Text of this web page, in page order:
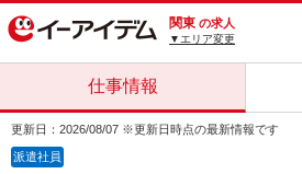
関東 の求人
▼エリア変更
仕事情報
更新日：2026/08/07 ※更新日時点の最新情報です
派遣社員